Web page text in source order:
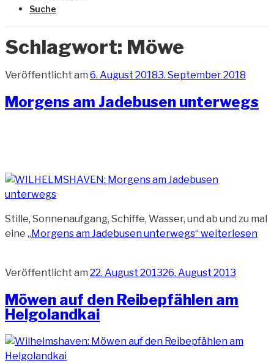
Suche
Schlagwort: Möwe
Veröffentlicht am 6. August 20183. September 2018
Morgens am Jadebusen unterwegs
Stille, Sonnenaufgang, Schiffe, Wasser, und ab und zu mal
eine „Morgens am Jadebusen unterwegs“weiterlesen
Veröffentlicht am 22. August 201326. August 2013
Möwen auf den Reibepfählen am
Helgolandkai